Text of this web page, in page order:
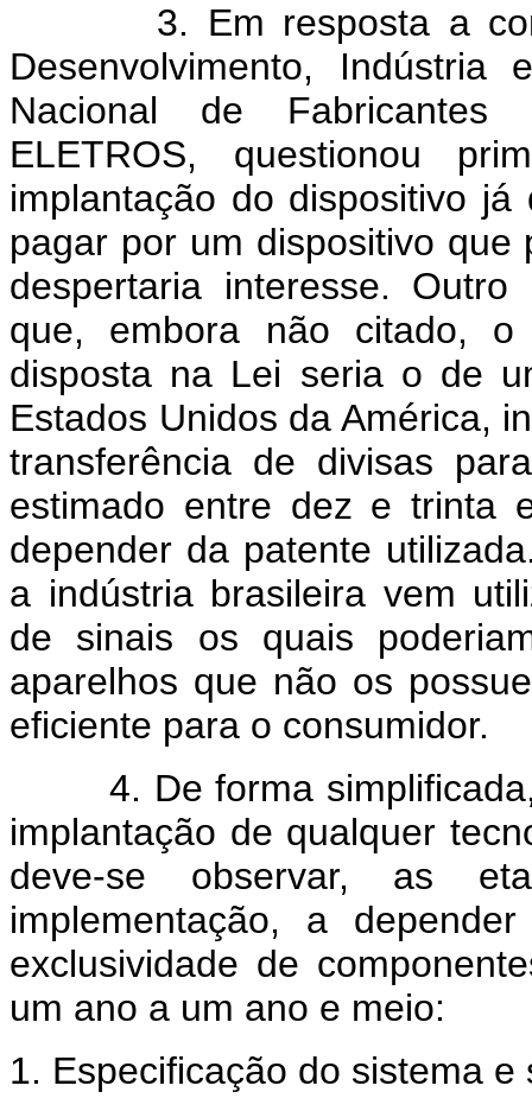
3. Em resposta a
Desenvolvimento, Indústria
Nacional de Fabricantes
ELETROS, questionou
implantação do dispositivo
pagar por um dispositivo
despertaria interesse.
que, embora não citado,
disposta na Lei seria o de
Estados Unidos da América,
transferência de divisas
estimado entre dez e trinta
depender da patente
a indústria brasileira vem
de sinais os quais
aparelhos que não os
eficiente para o consumidor.
4. De forma simplificada,
implantação de qualquer
deve-se observar, as
implementação, a
exclusividade de
um ano a um ano e meio:
1. Especificação do sistema